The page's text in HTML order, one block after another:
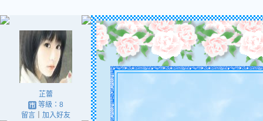
芷蕾
等級：8
留言｜ 加入好友